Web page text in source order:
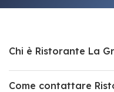
Chi è Ristorante La
Come contattare